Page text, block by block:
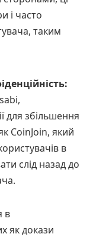
і часто
таким
для збільшення
CoinJoin, який
в
слід назад до
в
як докази